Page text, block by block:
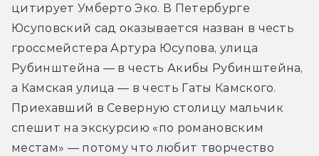
цитирует Умберто Эко. В Петербурге
Юсуповский сад оказывается назван в честь
гроссмейстера Артура Юсупова, улица
Рубинштейна — в честь Акибы Рубинштейна,
а Камская улица — в честь Гаты Камского.
Приехавший в Северную столицу мальчик
спешит на экскурсию «по романовским
местам» — потому что любит творчество